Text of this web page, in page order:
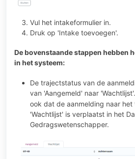
Vul het intakeformulier in.
Druk op 'Intake toevoegen'.
De bovenstaande stappen hebben
in het systeem:
De trajectstatus van de
van 'Aangemeld' naar 'Wachtlijst'
ook dat de aanmelding naar het
'Wachtlijst' is verplaatst in het
Gedragswetenschapper.